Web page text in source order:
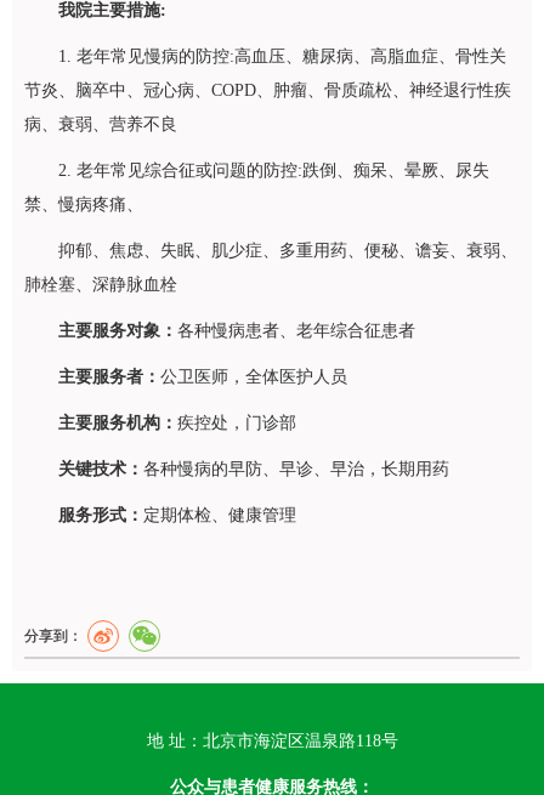
我院主要措施:
1. 老年常见慢病的防控:高血压、糖尿病、高脂血症、骨性关
节炎、脑卒中、冠心病、COPD、肿瘤、骨质疏松、神经退行性疾
病、衰弱、营养不良
2. 老年常见综合征或问题的防控:跌倒、痴呆、晕厥、尿失
禁、慢病疼痛、
抑郁、焦虑、失眠、肌少症、多重用药、便秘、谵妄、衰弱、
肺栓塞、深静脉血栓
主要服务对象： 各种慢病患者、老年综合征患者
主要服务者： 公卫医师，全体医护人员
主要服务机构： 疾控处，门诊部
关键技术： 各种慢病的早防、早诊、早治，长期用药
服务形式： 定期体检、健康管理
分享到：
地 址：北京市海淀区温泉路118号
公众与患者健康服务热线：